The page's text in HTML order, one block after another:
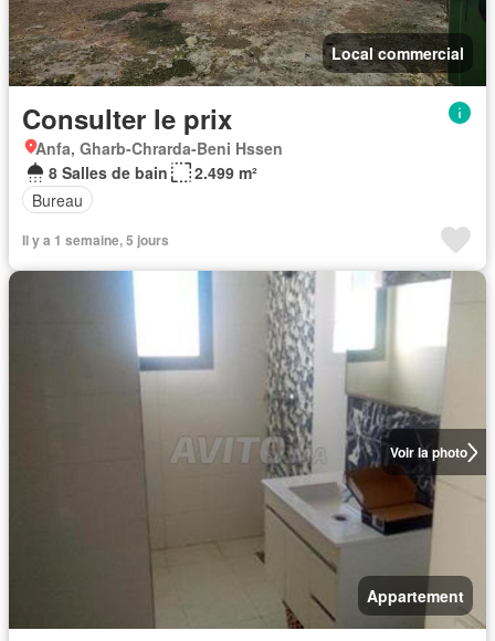
Local commercial
Consulter le prix
Anfa, Gharb-Chrarda-Beni Hssen
8 Salles de bain
2.499 m²
Bureau
Il y a 1 semaine, 5 jours
Voir la photo
Appartement